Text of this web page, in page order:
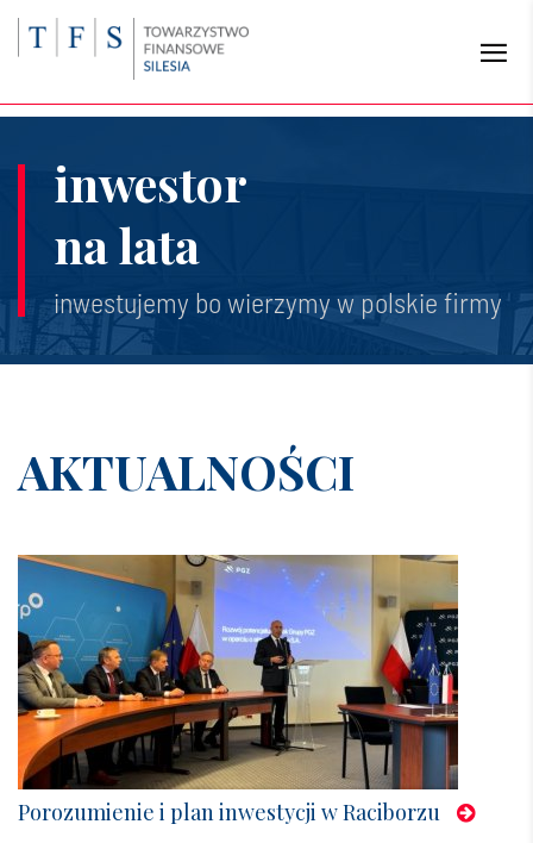
inwestor
na lata
inwestujemy bo wierzymy w polskie firmy
AKTUALNOŚCI
Porozumienie i plan inwestycji w Raciborzu